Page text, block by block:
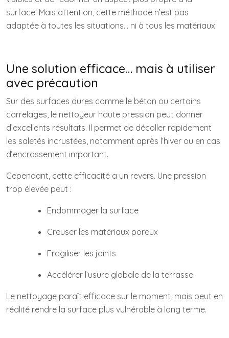
surface. Mais attention, cette méthode n’est pas
adaptée à toutes les situations… ni à tous les matériaux.
Une solution efficace… mais à utiliser
avec précaution
Sur des surfaces dures comme le béton ou certains
carrelages, le nettoyeur haute pression peut donner
d’excellents résultats. Il permet de décoller rapidement
les saletés incrustées, notamment après l’hiver ou en cas
d’encrassement important.
Cependant, cette efficacité a un revers. Une pression
trop élevée peut :
Endommager la surface
Creuser les matériaux poreux
Fragiliser les joints
Accélérer l’usure globale de la terrasse
Le nettoyage paraît efficace sur le moment, mais peut en
réalité rendre la surface plus vulnérable à long terme.